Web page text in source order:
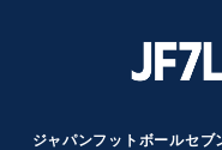
ジャパンフットボールセ